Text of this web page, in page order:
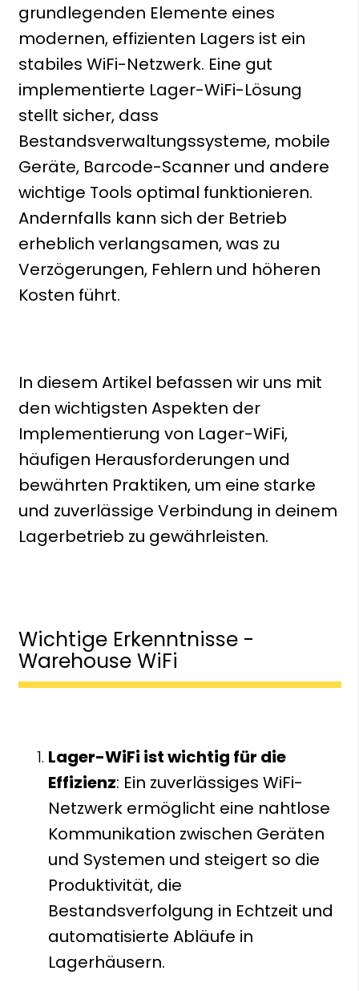
grundlegenden Elemente eines
modernen, effizienten Lagers ist ein
stabiles WiFi-Netzwerk. Eine gut
implementierte Lager-WiFi-Lösung
stellt sicher, dass
Bestandsverwaltungssysteme, mobile
Geräte, Barcode-Scanner und andere
wichtige Tools optimal funktionieren.
Andernfalls kann sich der Betrieb
erheblich verlangsamen, was zu
Verzögerungen, Fehlern und höheren
Kosten führt.
In diesem Artikel befassen wir uns mit
den wichtigsten Aspekten der
Implementierung von Lager-WiFi,
häufigen Herausforderungen und
bewährten Praktiken, um eine starke
und zuverlässige Verbindung in deinem
Lagerbetrieb zu gewährleisten.
Wichtige Erkenntnisse -
Warehouse WiFi
Lager-WiFi ist wichtig für die
Effizienz: Ein zuverlässiges WiFi-
Netzwerk ermöglicht eine nahtlose
Kommunikation zwischen Geräten
und Systemen und steigert so die
Produktivität, die
Bestandsverfolgung in Echtzeit und
automatisierte Abläufe in
Lagerhäusern.